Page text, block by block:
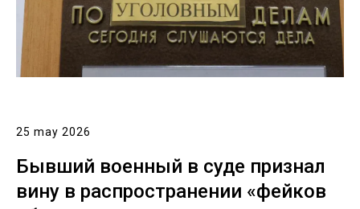
25 may 2026
Бывший военный в суде признал
вину в распространении «фейков